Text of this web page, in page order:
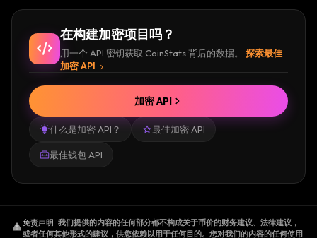
在构建加密项目吗？
用一个 API 密钥获取 CoinStats 背后的数据。
探索最佳
加密 API
什么是加密 API？ 最佳加密 API
最佳钱包 API
加密 API
免责声明. 我们提供的内容的任何部分都不构成关于币价的财务建议、法律建议，
或者任何其他形式的建议，供您依赖以用于任何目的。您对我们的内容的任何使用